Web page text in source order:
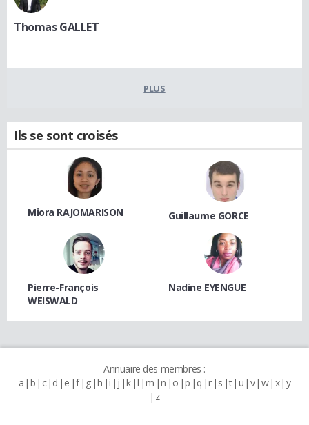
Thomas GALLET
PLUS
Ils se sont croisés
Miora RAJOMARISON Guillaume GORCE
Pierre-François
WEISWALD
Nadine EYENGUE
Annuaire des membres :
a b c d e f g h i j k l m n o p q r s t u v w x y
z